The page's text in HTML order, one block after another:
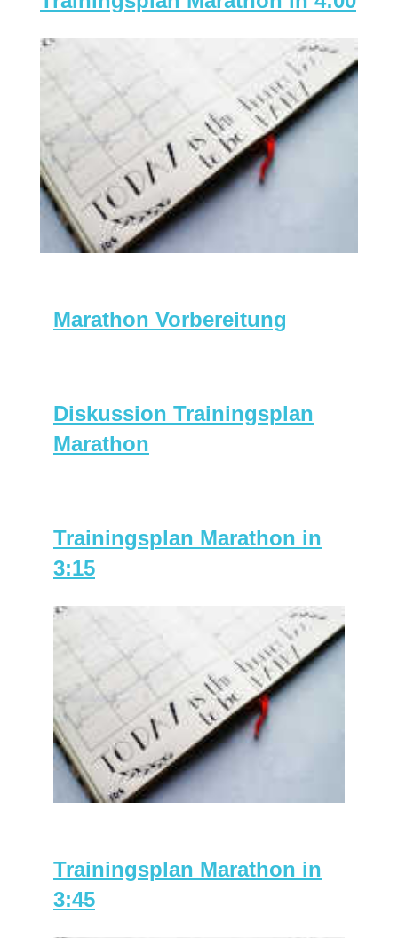
Marathon Vorbereitung
Diskussion Trainingsplan
Marathon
Trainingsplan Marathon in
3:15
Trainingsplan Marathon in
3:45